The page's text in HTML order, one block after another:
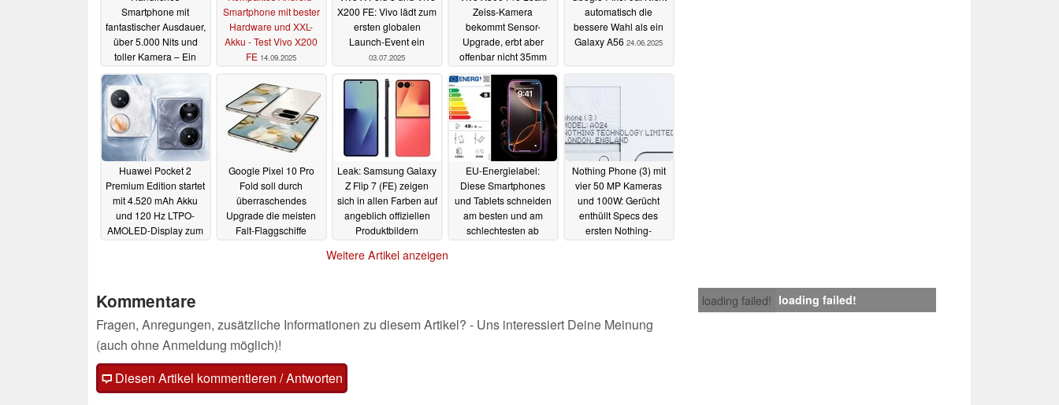
Smartphone mit
fantastischer Ausdauer,
über 5.000 Nits und
toller Kamera – Ein
15.09.2025
Smartphone mit bester
Hardware und XXL-
Akku - Test Vivo X200
FE 14.09.2025
X200 FE: Vivo lädt zum
ersten globalen
Launch-Event ein
03.07.2025
Zeiss-Kamera
bekommt Sensor-
Upgrade, erbt aber
offenbar nicht 35mm
Ultra
26.06.2025
automatisch die
bessere Wahl als ein
Galaxy A56 24.06.2025
Huawei Pocket 2
Premium Edition startet
mit 4.520 mAh Akku
und 120 Hz LTPO-
AMOLED-Display zum
Google Pixel 10 Pro
Fold soll durch
überraschendes
Upgrade die meisten
Falt-Flaggschiffe
Leak: Samsung Galaxy
Z Flip 7 (FE) zeigen
sich in allen Farben auf
angeblich offiziellen
Produktbildern
EU-Energielabel:
Diese Smartphones
und Tablets schneiden
am besten und am
schlechtesten ab
Nothing Phone (3) mit
vier 50 MP Kameras
und 100W: Gerücht
enthüllt Specs des
ersten Nothing-
Weitere Artikel anzeigen
loading failed! loading failed!
Kommentare
Fragen, Anregungen, zusätzliche Informationen zu diesem Artikel? - Uns interessiert Deine Meinung
(auch ohne Anmeldung möglich)!
Diesen Artikel kommentieren / Antworten